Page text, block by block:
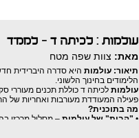
עולמות : לכיתה ד - לממ"ד
מאת: צוות שפה מטח
תיאור: עולמות היא סדרה היברידית
הלימודים בחינוך הלשוני.
עולמות לכיתה ד כוללת תכנים מעוררי
פעילה המעודדת מעורבות ואחריות של
מה בתוכנית?
• "הבית" של עולמות – מסלול מרכזי